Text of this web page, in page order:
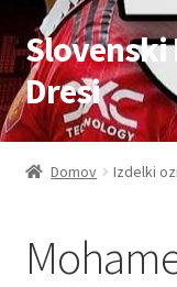
Skip
to
navigation
Skip
to
content
Slovenski
Dresi
Domov
FAQs
Domov Izdelki